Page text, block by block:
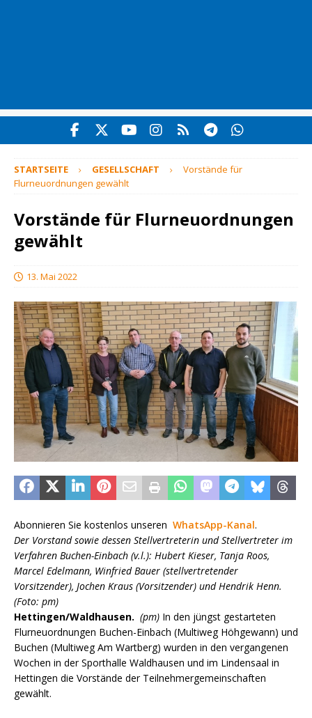
STARTSEITE GESELLSCHAFT
Vorstände für
Flurneuordnungen gewählt
Vorstände für Flurneuordnungen
gewählt
13. Mai 2022
Abonnieren Sie kostenlos unseren WhatsApp-Kanal.
Der Vorstand sowie dessen Stellvertreterin und Stellvertreter im
Verfahren Buchen-Einbach (v.l.): Hubert Kieser, Tanja Roos,
Marcel Edelmann, Winfried Bauer (stellvertretender
Vorsitzender), Jochen Kraus (Vorsitzender) und Hendrik Henn.
(Foto: pm)
Hettingen/Waldhausen. (pm) In den jüngst gestarteten
Flurneuordnungen Buchen-Einbach (Multiweg Höhgewann) und
Buchen (Multiweg Am Wartberg) wurden in den vergangenen
Wochen in der Sporthalle Waldhausen und im Lindensaal in
Hettingen die Vorstände der Teilnehmergemeinschaften
gewählt.